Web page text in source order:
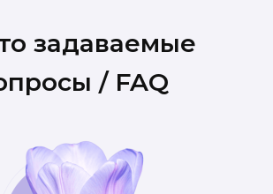
задаваемые
/ FAQ